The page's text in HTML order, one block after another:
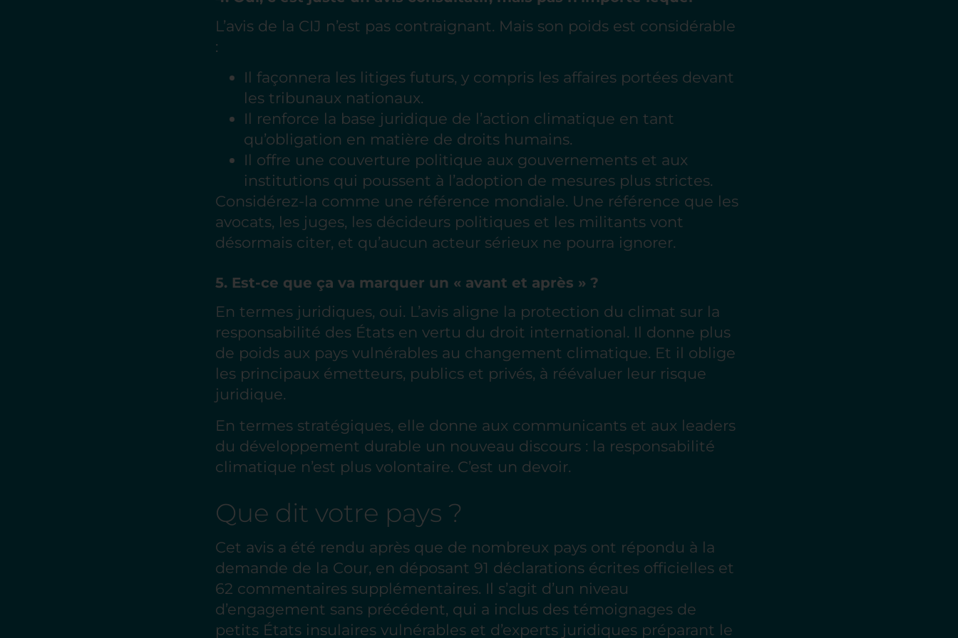
L’avis de la CIJ n’est pas contraignant. Mais son poids est considérable
:
Il façonnera les litiges futurs, y compris les affaires portées devant
les tribunaux nationaux.
Il renforce la base juridique de l’action climatique en tant
qu’obligation en matière de droits humains.
Il offre une couverture politique aux gouvernements et aux
institutions qui poussent à l’adoption de mesures plus strictes.
Considérez-la comme une référence mondiale. Une référence que les
avocats, les juges, les décideurs politiques et les militants vont
désormais citer, et qu’aucun acteur sérieux ne pourra ignorer.
5. Est-ce que ça va marquer un « avant et après » ?
En termes juridiques, oui. L’avis aligne la protection du climat sur la
responsabilité des États en vertu du droit international. Il donne plus
de poids aux pays vulnérables au changement climatique. Et il oblige
les principaux émetteurs, publics et privés, à réévaluer leur risque
juridique.
En termes stratégiques, elle donne aux communicants et aux leaders
du développement durable un nouveau discours : la responsabilité
climatique n’est plus volontaire. C’est un devoir.
Que dit votre pays ?
Cet avis a été rendu après que de nombreux pays ont répondu à la
demande de la Cour, en déposant 91 déclarations écrites officielles et
62 commentaires supplémentaires. Il s’agit d’un niveau
d’engagement sans précédent, qui a inclus des témoignages de
petits États insulaires vulnérables et d’experts juridiques préparant le